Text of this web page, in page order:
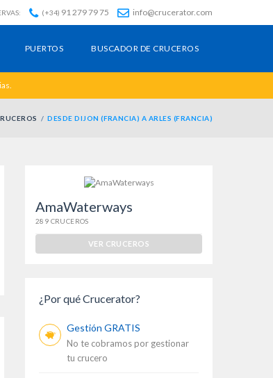
(+34) 91 279 79 75 info@crucerator.com
PUERTOS BUSCADOR DE CRUCEROS
DESDE DIJON (FRANCIA) A ARLES (FRANCIA)
AmaWaterways
289 CRUCEROS
VER CRUCEROS
¿Por qué Crucerator?
Gestión GRATIS
No te cobramos por gestionar
tu crucero